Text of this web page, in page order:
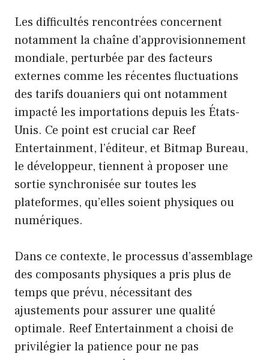
Les difficultés rencontrées concernent
notamment la chaîne d’approvisionnement
mondiale, perturbée par des facteurs
externes comme les récentes fluctuations
des tarifs douaniers qui ont notamment
impacté les importations depuis les États-
Unis. Ce point est crucial car Reef
Entertainment, l’éditeur, et Bitmap Bureau,
le développeur, tiennent à proposer une
sortie synchronisée sur toutes les
plateformes, qu’elles soient physiques ou
numériques.
Dans ce contexte, le processus d’assemblage
des composants physiques a pris plus de
temps que prévu, nécessitant des
ajustements pour assurer une qualité
optimale. Reef Entertainment a choisi de
privilégier la patience pour ne pas